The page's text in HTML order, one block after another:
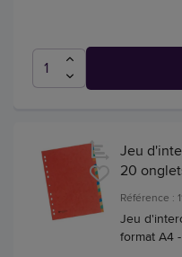
Jeu
20
Référence :
Jeu
format A4